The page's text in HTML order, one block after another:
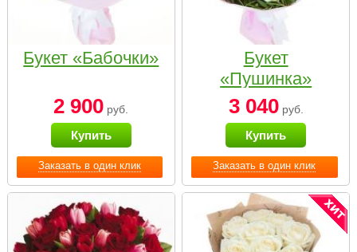
Заказать в один клик
Букет «Бабочки»
2 900 руб.
Купить
Заказать в один клик
Букет
«Пушинка»
3 040руб.
Купить